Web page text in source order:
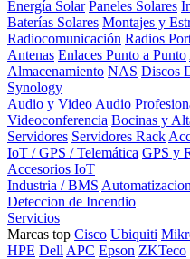
Energía Solar Paneles Solares
Baterías Solares Montajes y
Radiocomunicación Radios
Antenas Enlaces Punto a Punto
Almacenamiento NAS Discos
Synology
Audio y Video Audio
Videoconferencia Bocinas y
Servidores Servidores Rack
IoT / GPS / Telemática GPS y
Accesorios IoT
Industria / BMS
Deteccion de Incendio
Servicios
Marcas top Cisco Ubiquiti
HPE Dell APC Epson ZKTeco